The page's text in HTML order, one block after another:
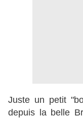
Juste un petit
depuis la belle